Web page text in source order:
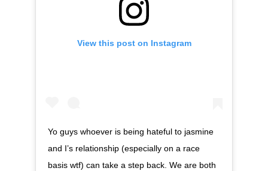
View this post on Instagram
Yo guys whoever is being hateful to jasmine
and I’s relationship (especially on a race
basis wtf) can take a step back. We are both